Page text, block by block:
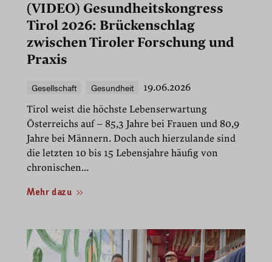
(VIDEO) Gesundheitskongress
Tirol 2026: Brückenschlag
zwischen Tiroler Forschung und
Praxis
Gesellschaft Gesundheit
19.06.2026
Tirol weist die höchste Lebenserwartung
Österreichs auf – 85,3 Jahre bei Frauen und 80,9
Jahre bei Männern. Doch auch hierzulande sind
die letzten 10 bis 15 Lebensjahre häufig von
chronischen...
Mehr dazu